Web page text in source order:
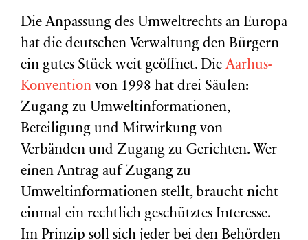
Die Anpassung des Umweltrechts an Europa
hat die deutschen Verwaltung den Bürgern
ein gutes Stück weit geöffnet. Die Aarhus-
Konvention von 1998 hat drei Säulen:
Zugang zu Umweltinformationen,
Beteiligung und Mitwirkung von
Verbänden und Zugang zu Gerichten. Wer
einen Antrag auf Zugang zu
Umweltinformationen stellt, braucht nicht
einmal ein rechtlich geschütztes Interesse.
Im Prinzip soll sich jeder bei den Behörden